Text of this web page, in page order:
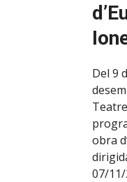
Del 9
obra
07/